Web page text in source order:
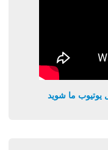
یوتیوب ما شوید